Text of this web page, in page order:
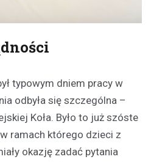
typowym dniem pracy w
odbyła się szczególna –
Koła. Było to już szóste
ramach którego dzieci z
okazję zadać pytania